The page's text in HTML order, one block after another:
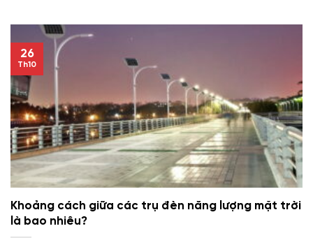
Khoảng cách giữa các trụ đèn năng lượng mặt trời
là bao nhiêu?
26
Th10